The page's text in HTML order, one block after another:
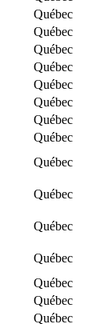
Québec
Québec
Québec
Québec
Québec
Québec
Québec
Québec
Québec
Québec
Québec
Québec
Québec
Québec
Québec